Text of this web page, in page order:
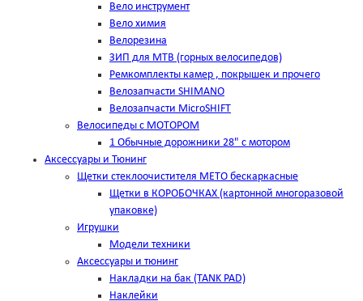
Вело инструмент
Вело химия
Велорезина
ЗИП для MTB (горных велосипедов)
Ремкомплекты камер , покрышек и прочего
Велозапчасти SHIMANO
Велозапчасти MicroSHIFT
Велосипеды с МОТОРОМ
1 Обычные дорожники 28" с мотором
Аксессуары и Тюнинг
Щетки стеклоочистителя METO бескаркасные
Щетки в КОРОБОЧКАХ (картонной многоразовой
упаковке)
Игрушки
Модели техники
Аксессуары и тюнинг
Накладки на бак (TANK PAD)
Наклейки